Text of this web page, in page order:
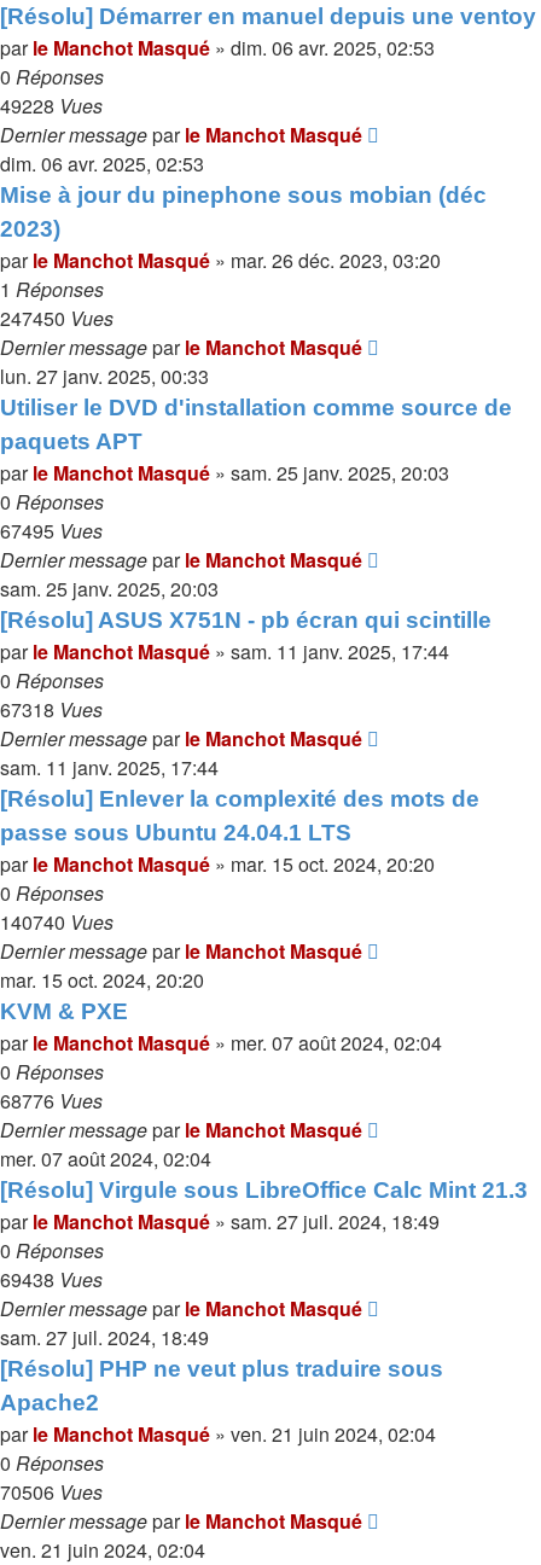
[Résolu] Démarrer en manuel depuis une ventoy
parle Manchot Masqué » dim. 06 avr. 2025, 02:53
0 Réponses
49228 Vues
Dernier messageparle Manchot Masqué
dim. 06 avr. 2025, 02:53
Mise à jour du pinephone sous mobian (déc
2023)
parle Manchot Masqué » mar. 26 déc. 2023, 03:20
1 Réponses
247450 Vues
Dernier messageparle Manchot Masqué
lun. 27 janv. 2025, 00:33
Utiliser le DVD d'installation comme source de
paquets APT
parle Manchot Masqué » sam. 25 janv. 2025, 20:03
0 Réponses
67495 Vues
Dernier messageparle Manchot Masqué
sam. 25 janv. 2025, 20:03
[Résolu] ASUS X751N - pb écran qui scintille
parle Manchot Masqué » sam. 11 janv. 2025, 17:44
0 Réponses
67318 Vues
Dernier messageparle Manchot Masqué
sam. 11 janv. 2025, 17:44
[Résolu] Enlever la complexité des mots de
passe sous Ubuntu 24.04.1 LTS
parle Manchot Masqué » mar. 15 oct. 2024, 20:20
0 Réponses
140740 Vues
Dernier messageparle Manchot Masqué
mar. 15 oct. 2024, 20:20
KVM & PXE
parle Manchot Masqué » mer. 07 août 2024, 02:04
0 Réponses
68776 Vues
Dernier messageparle Manchot Masqué
mer. 07 août 2024, 02:04
[Résolu] Virgule sous LibreOffice Calc Mint 21.3
parle Manchot Masqué » sam. 27 juil. 2024, 18:49
0 Réponses
69438 Vues
Dernier messageparle Manchot Masqué
sam. 27 juil. 2024, 18:49
[Résolu] PHP ne veut plus traduire sous
Apache2
parle Manchot Masqué » ven. 21 juin 2024, 02:04
0 Réponses
70506 Vues
Dernier messageparle Manchot Masqué
ven. 21 juin 2024, 02:04